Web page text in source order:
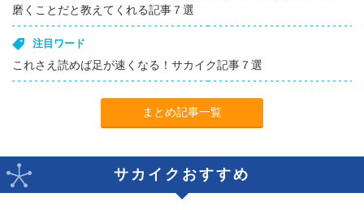
磨くことだと教えてくれる記事７選
注目ワード
これさえ読めば足が速くなる！サカイク記事７選
まとめ記事一覧
サカイクおすすめ